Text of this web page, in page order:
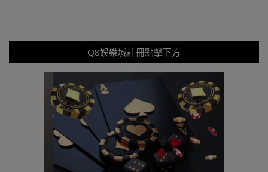
Q8娛樂城註冊點擊下方